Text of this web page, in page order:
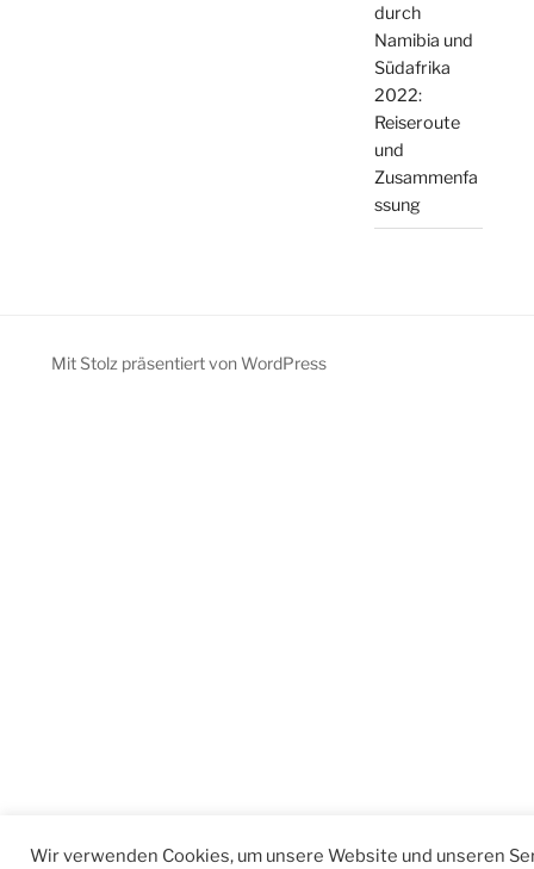
durch
Namibia und
Südafrika
2022:
Reiseroute
und
Zusammenfa
ssung
Mit Stolz präsentiert von WordPress
Wir verwenden Cookies, um unsere Website und unseren